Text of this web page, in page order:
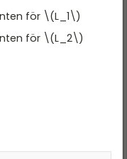
för \(L_1\)
för \(L_2\)